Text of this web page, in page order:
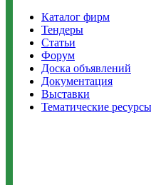
Каталог фирм
Тендеры
Статьи
Форум
Доска объявлений
Документация
Выставки
Тематические ресурсы